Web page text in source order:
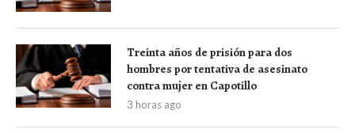
Treinta años de prisión para dos
hombres por tentativa de asesinato
contra mujer en Capotillo
3 horas ago